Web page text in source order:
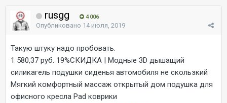
rusgg 4 006
Опубликовано 14 июля, 2019
Такую штуку надо пробовать.
1 580,37 руб. 19%СКИДКА | Модные 3D дышащий
силикагель подушки сиденья автомобиля не скользкий
Мягкий комфортный массаж открытый дом подушка для
офисного кресла Pad коврики